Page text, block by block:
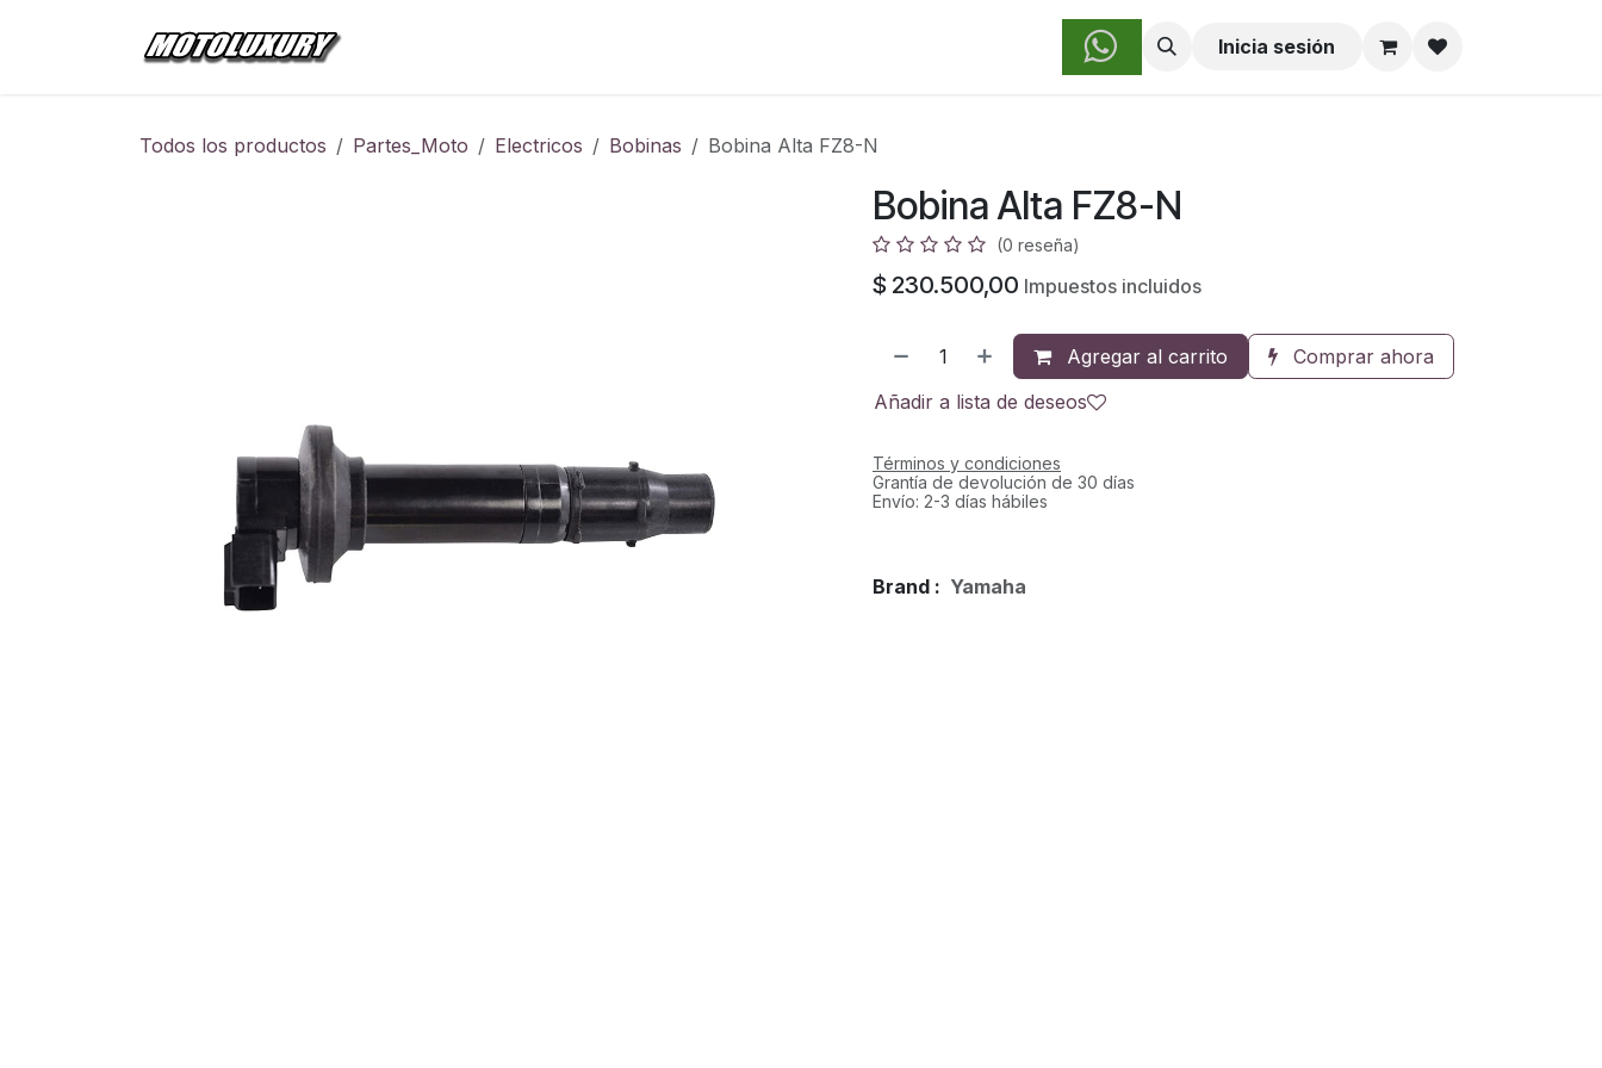
Sobre Nosotros Inicia sesión
Todos los productos Partes_Moto Electricos Bobinas Bobina Alta FZ8-N
Bobina Alta FZ8-N
(0 reseña)
$ 230.500,00 Impuestos incluidos
Agregar al carrito
Comprar ahora
Añadir a lista de deseos
Términos y condiciones
Grantía de devolución de 30 días
Envío: 2-3 días hábiles
Brand : Yamaha